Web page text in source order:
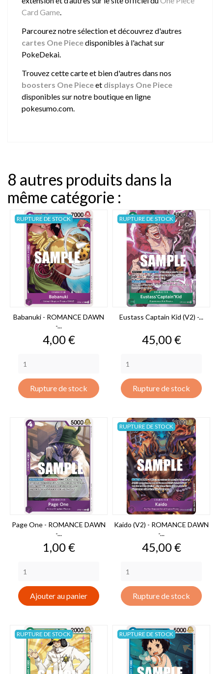
Card Game.
Parcourez notre sélection et découvrez d'autres
cartes One Piecedisponibles à l'achat sur
PokeDekai.
Trouvez cette carte et bien d'autres dans nos
boosters One Pieceet displays One Piece
disponibles sur notre boutique en ligne
pokesumo.com.
8 autres produits dans la
même catégorie :
Babanuki - ROMANCE DAWN
-...
Prix
4,00 €
Rupture de stock
RUPTURE DE STOCK
Eustass Captain Kid (V2) -...
Prix
45,00 €
Rupture de stock
RUPTURE DE STOCK
Page One - ROMANCE DAWN
-...
Prix
1,00 €
Ajouter au panier
Kaido (V2) - ROMANCE DAWN
-...
Prix
45,00 €
Rupture de stock
RUPTURE DE STOCK
RUPTURE DE STOCK RUPTURE DE STOCK